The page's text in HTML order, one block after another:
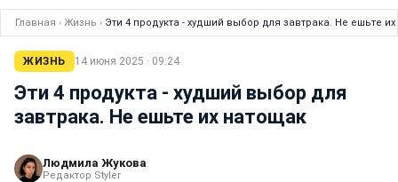
Главная › Жизнь › Эти 4 продукта - худший выбор для завтрака. Не ешьте
ЖИЗНЬ 14 июня 2025 · 09:24
Эти 4 продукта - худший выбор для
завтрака. Не ешьте их натощак
Людмила Жукова
Редактор Styler